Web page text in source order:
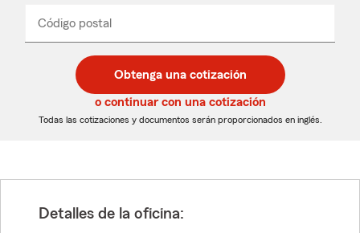
desplegable
Código postal
de
5
dígitos
de
5
dígitos
_____
Obtenga una cotización
o continuar con una cotización
Todas las cotizaciones y documentos serán proporcionados en inglés.
Detalles de la oficina: